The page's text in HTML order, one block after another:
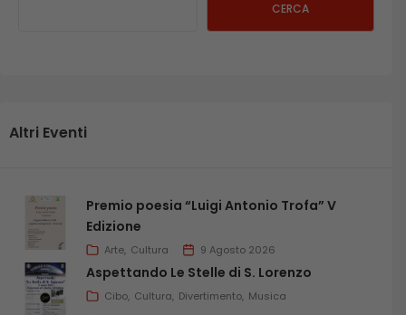
CERCA
Altri Eventi
Premio poesia “Luigi Antonio Trofa” V
Edizione
Arte Cultura 9 Agosto 2026
Aspettando Le Stelle di S. Lorenzo
Cibo Cultura Divertimento Musica